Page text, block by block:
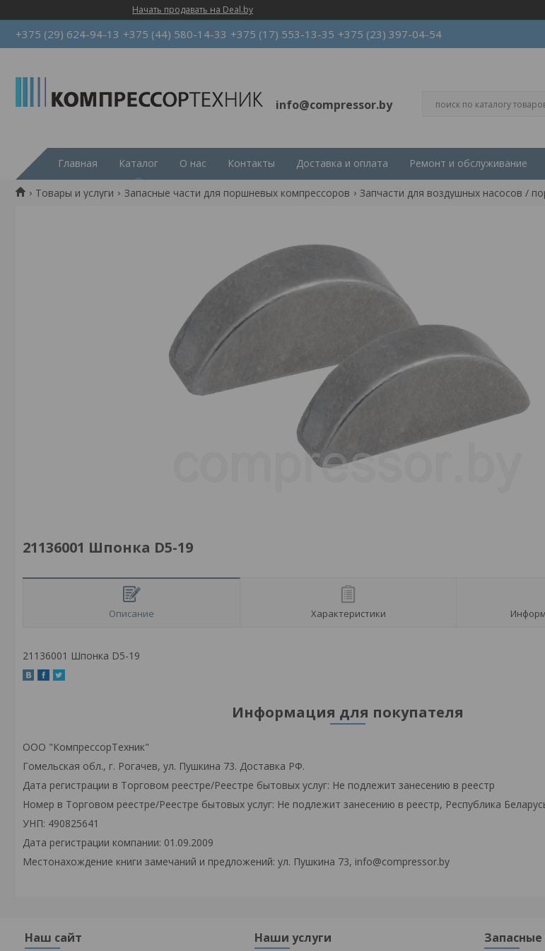
Начать продавать на Deal.by
+375 (29) 624-94-13 +375 (44) 580-14-33 +375 (17) 553-13-35 +375 (23) 397-04-54
info@compressor.by
Главная Каталог О нас Контакты Доставка и оплата Ремонт и обслуживание
Товары и услуги Запасные части для поршневых компрессоров Запчасти для воздушных насосов /
21136001 Шпонка D5-19
Описание Характеристики
21136001 Шпонка D5-19
Информация для покупателя
ООО "КомпрессорТехник"
Гомельская обл., г. Рогачев, ул. Пушкина 73. Доставка РФ.
Дата регистрации в Торговом реестре/Реестре бытовых услуг: Не подлежит занесению в реестр
Номер в Торговом реестре/Реестре бытовых услуг: Не подлежит занесению в реестр, Республика
УНП: 490825641
Дата регистрации компании: 01.09.2009
Местонахождение книги замечаний и предложений: ул. Пушкина 73, info@compressor.by
Наш сайт Наши услуги